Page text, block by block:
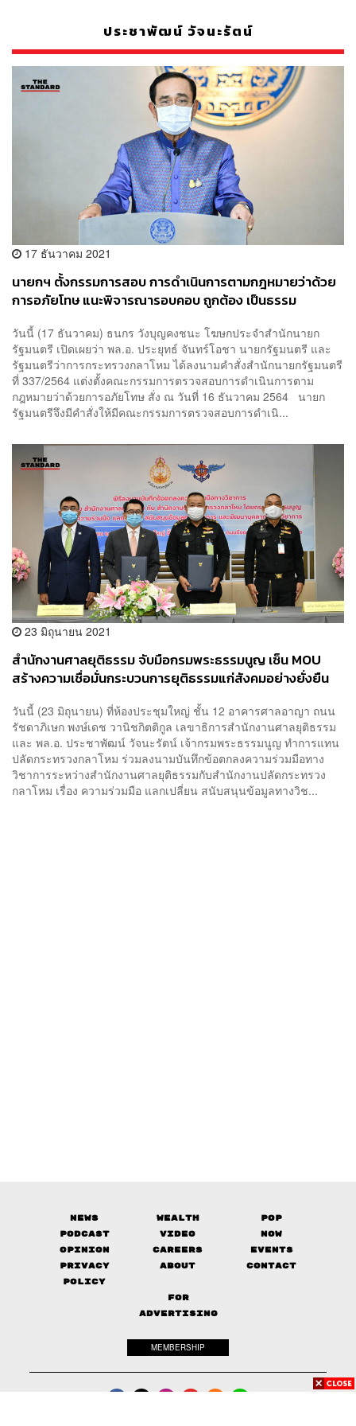
ประชาพัฒน์ วัจนะรัตน์
17 ธันวาคม 2021
นายกฯ ตั้งกรรมการสอบ การดำเนินการตามกฎหมายว่าด้วย
การอภัยโทษ แนะพิจารณารอบคอบ ถูกต้อง เป็นธรรม
วันนี้ (17 ธันวาคม) ธนกร วังบุญคงชนะ โฆษกประจำสำนักนายก
รัฐมนตรี เปิดเผยว่า พล.อ. ประยุทธ์ จันทร์โอชา นายกรัฐมนตรี และ
รัฐมนตรีว่าการกระทรวงกลาโหม ได้ลงนามคำสั่งสำนักนายกรัฐมนตรี
ที่ 337/2564 แต่งตั้งคณะกรรมการตรวจสอบการดำเนินการตาม
กฎหมายว่าด้วยการอภัยโทษ สั่ง ณ วันที่ 16 ธันวาคม 2564 นายก
รัฐมนตรีจึงมีคำสั่งให้มีคณะกรรมการตรวจสอบการดำเนิ...
23 มิถุนายน 2021
สำนักงานศาลยุติธรรม จับมือกรมพระธรรมนูญ เซ็น MOU
สร้างความเชื่อมั่นกระบวนการยุติธรรมแก่สังคมอย่างยั่งยืน
​วันนี้ (23 มิถุนายน) ที่ห้องประชุมใหญ่ ชั้น 12 อาคารศาลอาญา ถนน
รัชดาภิเษก พงษ์เดช วานิชกิตติกูล เลขาธิการสำนักงานศาลยุติธรรม
และ พล.อ. ประชาพัฒน์ วัจนะรัตน์ เจ้ากรมพระธรรมนูญ ทำการแทน
ปลัดกระทรวงกลาโหม ร่วมลงนามบันทึกข้อตกลงความร่วมมือทาง
วิชาการระหว่างสำนักงานศาลยุติธรรมกับสำนักงานปลัดกระทรวง
กลาโหม เรื่อง ความร่วมมือ แลกเปลี่ยน สนับสนุนข้อมูลทางวิช...
News Wealth
Pop
Podcast
Video
Now
Opinion
Careers
Events
Privacy
Policy
About Contact
FOR
ADVERTISING
MEMBERSHIP